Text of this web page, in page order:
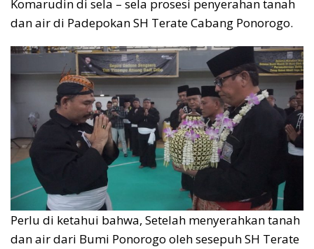
Komarudin di sela – sela prosesi penyerahan tanah
dan air di Padepokan SH Terate Cabang Ponorogo.
Perlu di ketahui bahwa, Setelah menyerahkan tanah
dan air dari Bumi Ponorogo oleh sesepuh SH Terate